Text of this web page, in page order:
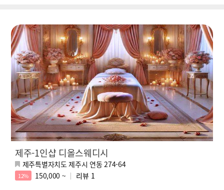
제주-1인샵 디올스웨디시
제주특별자치도 제주시 연동 274-64
12% 150,000 ~ 리뷰 1